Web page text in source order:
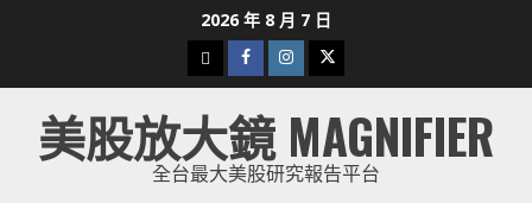
2026 年 8 月 7 日
下
載
美
股
Facebook
Instagram
Twitter
美股放大鏡 MAGNIFIER
全台最大美股研究報告平台